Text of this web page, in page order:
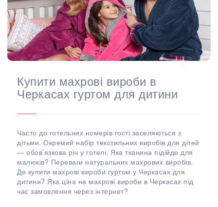
Купити махрові вироби в
Черкасах гуртом для дитини
Часто до готельних номерів гості заселяються з
дітьми. Окремий набір текстильних виробів для дітей
— обов’язкова річ у готелі. Яка тканина підійде для
малюків? Переваги натуральних махрових виробів.
Де купити махрові вироби гуртом у Черкасах для
дитини? Яка ціна на махрові вироби в Черкасах під
час замовлення через інтернет?